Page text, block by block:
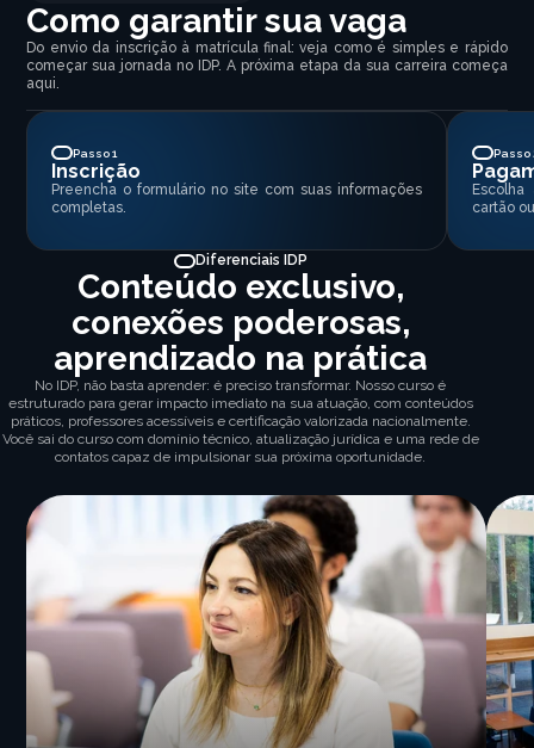
Como garantir sua vaga
Do envio da inscrição à matrícula final: veja como é simples e rápido
começar sua jornada no IDP. A próxima etapa da sua carreira começa
aqui.
Passo 1
Inscrição
Preencha o formulário no site com suas informações
completas.
Passo
cartão
Diferenciais IDP
Conteúdo exclusivo,
conexões poderosas,
aprendizado na prática
No IDP, não basta aprender: é preciso transformar. Nosso curso é
estruturado para gerar impacto imediato na sua atuação, com conteúdos
práticos, professores acessíveis e certificação valorizada nacionalmente.
Você sai do curso com domínio técnico, atualização jurídica e uma rede de
contatos capaz de impulsionar sua próxima oportunidade.